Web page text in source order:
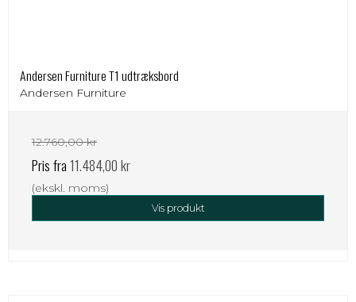
Andersen Furniture T1 udtræksbord
Andersen Furniture
12.760,00 kr
Pris fra11.484,00 kr
(ekskl. moms)
Vis produkt